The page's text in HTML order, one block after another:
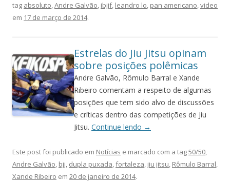
tag absoluto,Andre Galvão, ibjjf, leandro lo, pan americano,video
em 17 de março de 2014.
Estrelas do Jiu Jitsu opinam
sobre posições polêmicas
Andre Galvão, Rômulo Barral e Xande
Ribeiro comentam a respeito de algumas
posições que tem sido alvo de discussões
e críticas dentro das competições de Jiu
Jitsu. Continue lendo →
Este post foi publicado em Notícias e marcado com a tag50/50
Andre Galvão bjj dupla puxada fortaleza jiu jitsu Rômulo Barral
Xande Ribeiro em 20 de janeiro de 2014.